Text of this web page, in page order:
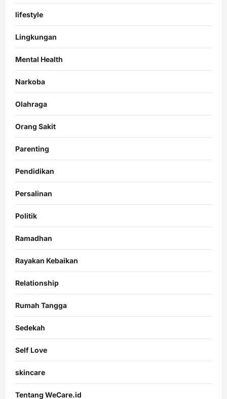
lifestyle
Lingkungan
Mental Health
Narkoba
Olahraga
Orang Sakit
Parenting
Pendidikan
Persalinan
Politik
Ramadhan
Rayakan Kebaikan
Relationship
Rumah Tangga
Sedekah
Self Love
skincare
Tentang WeCare.id